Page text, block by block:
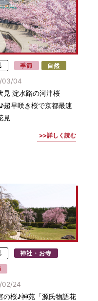
季節 自然
03/04
見 淀水路の河津桜
超早咲き桜で京都最速
見
詳しく読む
神社・お寺
02/24
の桜♪神苑「源氏物語花